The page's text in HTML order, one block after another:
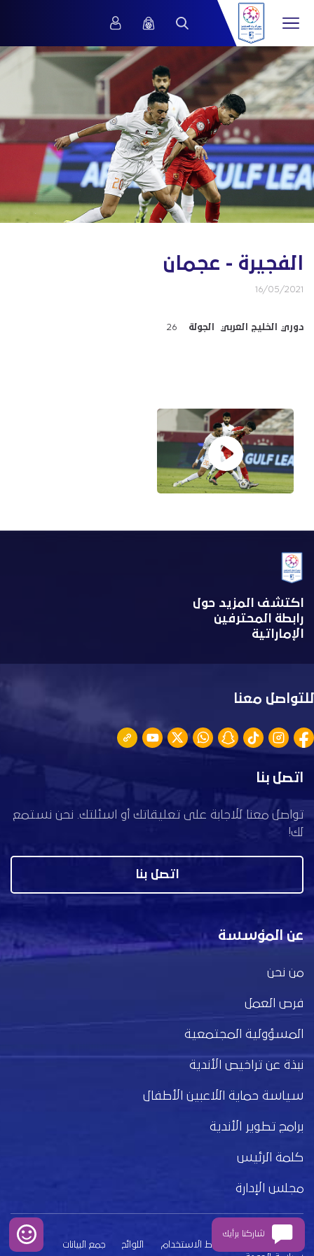
الفجيرة - عجمان
16/05/2021
دوري الخليج العربي الجولة 26
اكتشف المزيد حول
رابطة المحترفين
الإماراتية
للتواصل معنا
اتصل بنا
تواصل معنا للاجابة على تعليقاتك أو اسئلتك. نحن نستمع
لك!
اتصل بنا
عن المؤسسة
من نحن
فرص العمل
المسؤولية المجتمعية
نبذة عن تراخيص الأندية
سياسة حماية اللاعبين الأطفال
برامج تطوير الأندية
كلمة الرئيس
مجلس الإدارة
بيان الخصوصية شروط الاستخدام اللوائح
جمع البيانات
شاركنا برأيك